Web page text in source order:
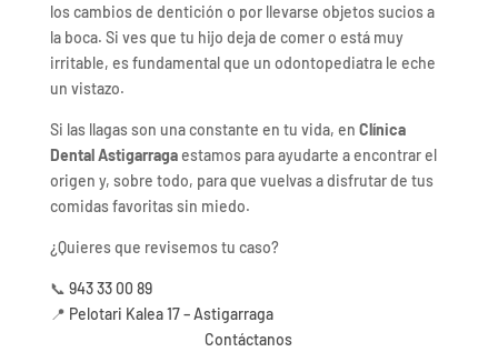
los cambios de dentición o por llevarse objetos sucios a
la boca. Si ves que tu hijo deja de comer o está muy
irritable, es fundamental que un odontopediatra le eche
un vistazo.
Si las llagas son una constante en tu vida, en Clínica
Dental Astigarragaestamos para ayudarte a encontrar el
origen y, sobre todo, para que vuelvas a disfrutar de tus
comidas favoritas sin miedo.
¿Quieres que revisemos tu caso?
📞 943 33 00 89
📍 Pelotari Kalea 17 – Astigarraga
Contáctanos